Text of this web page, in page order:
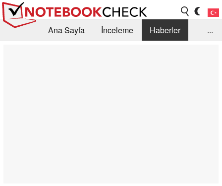
Ana Sayfa İnceleme
Haberler
...